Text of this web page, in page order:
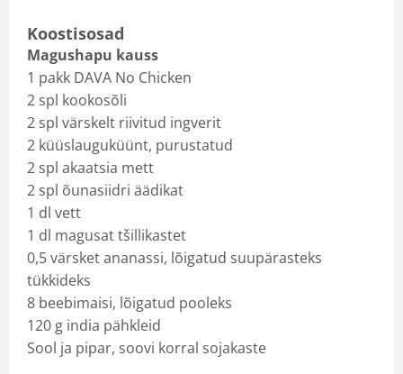
Koostisosad
Magushapu kauss
1 pakk DAVA No Chicken
2 spl kookosõli
2 spl värskelt riivitud ingverit
2 küüslauguküünt, purustatud
2 spl akaatsia mett
2 spl õunasiidri äädikat
1 dl vett
1 dl magusat tšillikastet
0,5 värsket ananassi, lõigatud suupärasteks
tükkideks
8 beebimaisi, lõigatud pooleks
120 g india pähkleid
Sool ja pipar, soovi korral sojakaste